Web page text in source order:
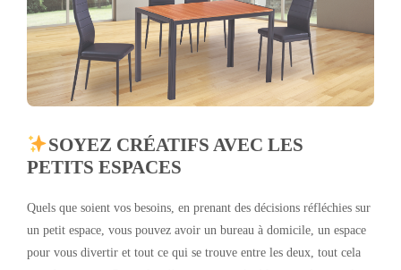
SOYEZ CRÉATIFS AVEC LES
PETITS ESPACES
Quels que soient vos besoins, en prenant des décisions réfléchies sur
un petit espace, vous pouvez avoir un bureau à domicile, un espace
pour vous divertir et tout ce qui se trouve entre les deux, tout cela